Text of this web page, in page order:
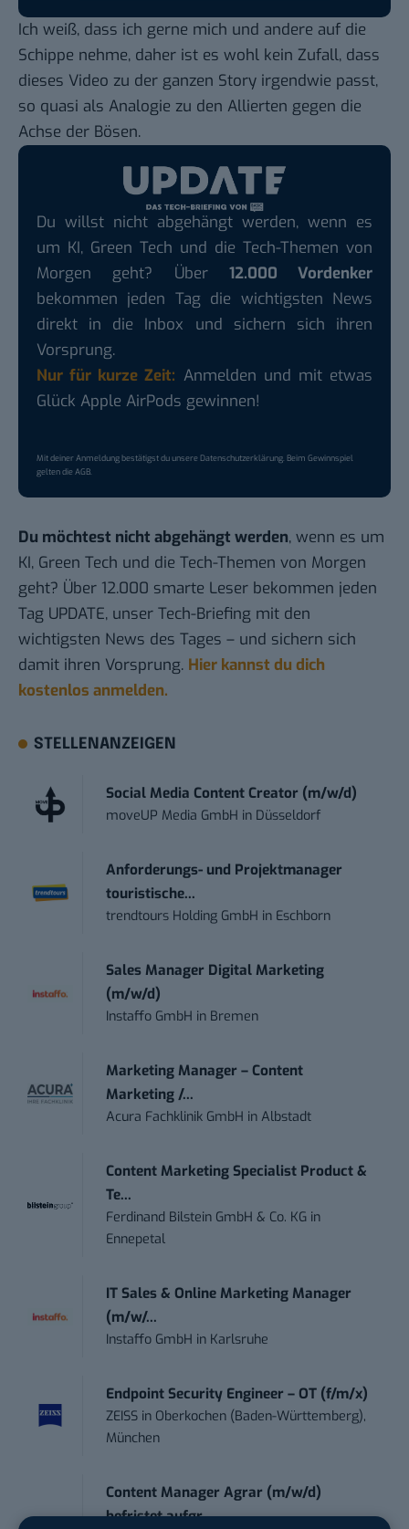
Ich weiß, dass ich gerne mich und andere auf die
Schippe nehme, daher ist es wohl kein Zufall, dass
dieses Video zu der ganzen Story irgendwie passt,
so quasi als Analogie zu den Allierten gegen die
Achse der Bösen.
Du willst nicht abgehängt werden, wenn es
um KI, Green Tech und die Tech-Themen von
Morgen geht? Über 12.000 Vordenker
bekommen jeden Tag die wichtigsten News
direkt in die Inbox und sichern sich ihren
Vorsprung.
Nur für kurze Zeit: Anmelden und mit etwas
Glück Apple AirPods gewinnen!
Mit deiner Anmeldung bestätigst du unsereDatenschutzerklärung. Beim Gewinnspiel
gelten dieAGB.
Du möchtest nicht abgehängt werden, wenn es um
KI, Green Tech und die Tech-Themen von Morgen
geht? Über 12.000 smarte Leser bekommen jeden
Tag UPDATE, unser Tech-Briefing mit den
wichtigsten News des Tages – und sichern sich
damit ihren Vorsprung. Hier kannst du dich
kostenlos anmelden.
STELLENANZEIGEN
Social Media Content Creator (m/w/d)
moveUP Media GmbH in Düsseldorf
Anforderungs- und Projektmanager
touristische...
trendtours Holding GmbH in Eschborn
Sales Manager Digital Marketing
(m/w/d)
Instaffo GmbH in Bremen
Marketing Manager – Content
Marketing /...
Acura Fachklinik GmbH inAlbstadt
Content Marketing Specialist Product &
Te...
Ferdinand Bilstein GmbH & Co. KG in
Ennepetal
IT Sales & Online Marketing Manager
(m/w/...
Instaffo GmbH in Karlsruhe
Endpoint Security Engineer – OT (f/m/x)
ZEISS in Oberkochen (Baden-Württemberg),
München
Content Manager Agrar (m/w/d)
befristet aufgr...